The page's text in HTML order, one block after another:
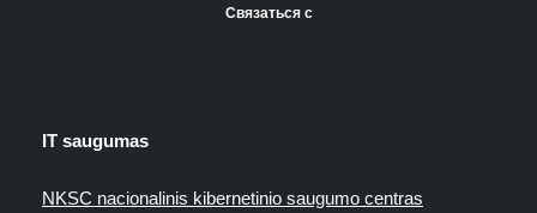
Связаться с
IT saugumas
NKSC nacionalinis kibernetinio saugumo centras